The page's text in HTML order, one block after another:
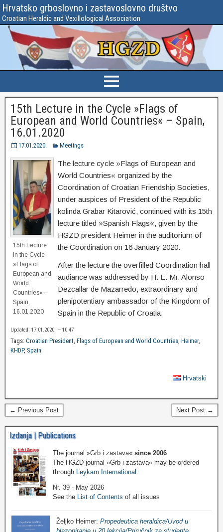
Hrvatsko grboslovno i zastavoslovno društvo
Croatian Heraldic and Vexillological Association
15th Lecture in the Cycle »Flags of
European and World Countries« – Spain,
16.01.2020
17.01.2020. Meetings
15th Lecture
in the Cycle
»Flags of
European and
World
Countries« –
Spain,
16.01.2020
The lecture cycle »Flags of European and
World Countries« organized by the
Coordination of Croatian Friendship Societies,
under auspices of President of the Republic
kolinda Grabar Kitarović, continued with its 15th
lecture titled »Spanish Flags«, given by the
HGZD president Heimer in the auditorium of
the Coordination on 16 January 2020.
After the lecture the overfilled Coordination hall
audiance was addressed by H. E. Mr. Alonso
Dezcallar de Mazarredo, extraordinary and
plenipotentiary ambassador of the Kingdom of
Spain in the Republic of Croatia.
Updated: 17.01.2020. — 10:47
Tags: Croatian President, Flags of European and World Countries, Heimer,
KHDP, Spain
Hrvatski
← Previous Post Next Post →
Izdanja | Publications
The journal »Grb i zastava« since 2006
The HGZD journal »Grb i zastava« may be ordered
through
Leykam International
Nr. 39 - May 2026
See the
List of Contents of all issues
Željko Heimer: Propedeutica heraldica/Uvod u